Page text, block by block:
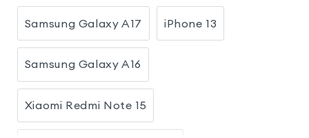
Samsung Galaxy A17 iPhone 13
Samsung Galaxy A16
Xiaomi Redmi Note 15